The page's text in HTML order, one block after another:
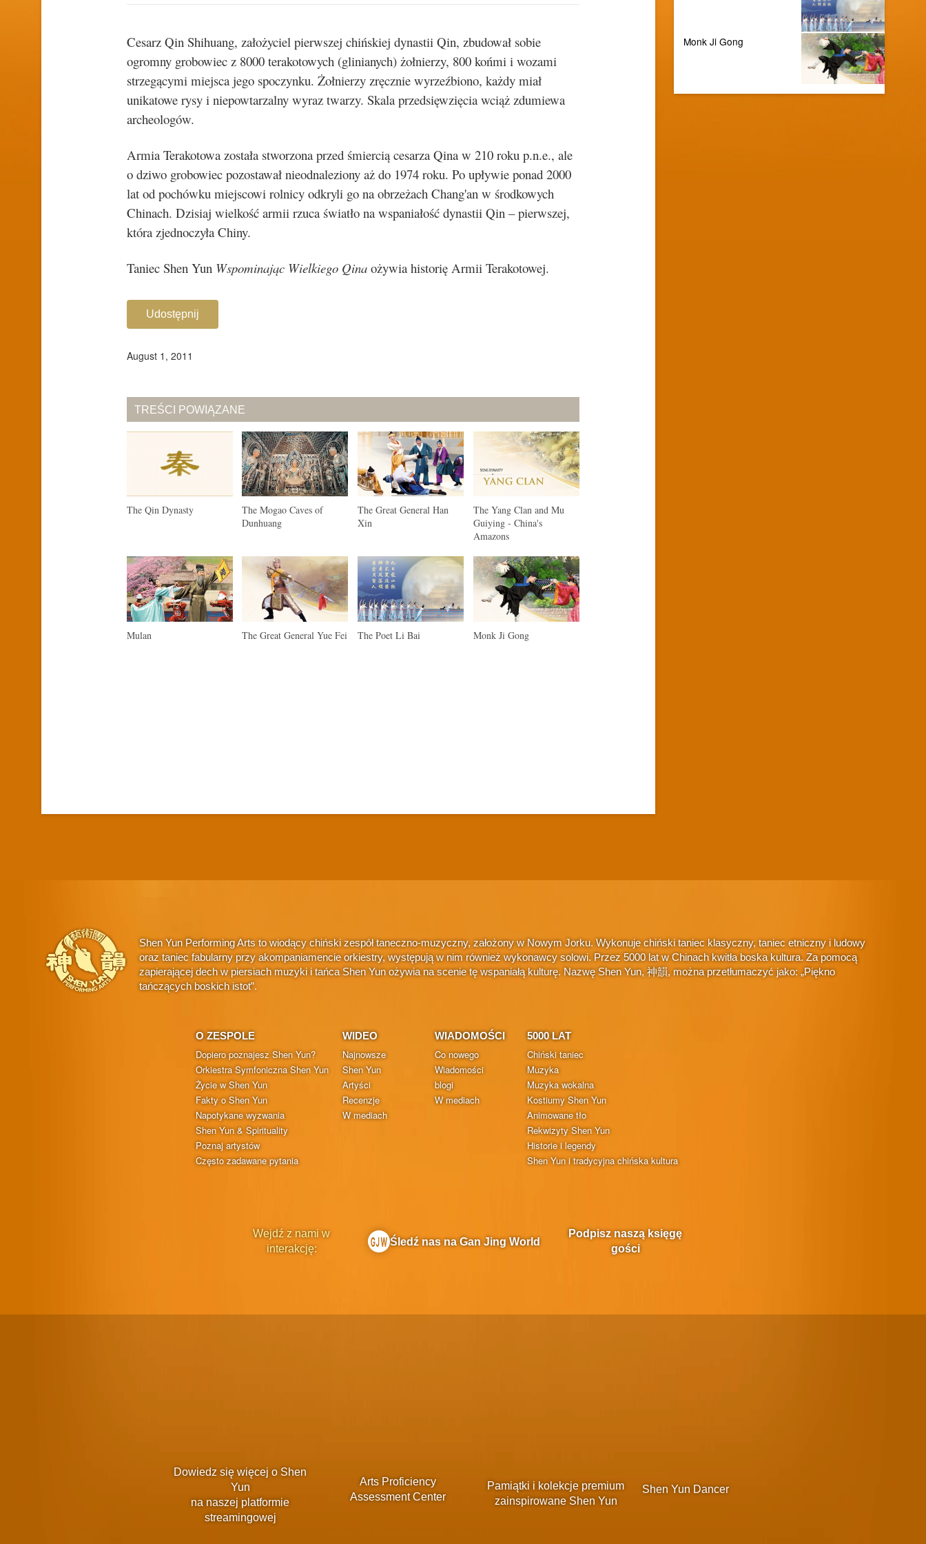
Cesarz Qin Shihuang, założyciel pierwszej chińskiej dynastii Qin, zbudował sobie
ogromny grobowiec z 8000 terakotowych (glinianych) żołnierzy, 800 końmi i wozami
strzegącymi miejsca jego spoczynku. Żołnierzy zręcznie wyrzeźbiono, każdy miał
unikatowe rysy i niepowtarzalny wyraz twarzy. Skala przedsięwzięcia wciąż zdumiewa
archeologów.
Armia Terakotowa została stworzona przed śmiercią cesarza Qina w 210 roku p.n.e., ale
o dziwo grobowiec pozostawał nieodnaleziony aż do 1974 roku. Po upływie ponad 2000
lat od pochówku miejscowi rolnicy odkryli go na obrzeżach Chang'an w środkowych
Chinach. Dzisiaj wielkość armii rzuca światło na wspaniałość dynastii Qin – pierwszej,
która zjednoczyła Chiny.
Taniec Shen Yun Wspominając Wielkiego Qinaożywia historię Armii Terakotowej.
Udostępnij
August 1, 2011
TREŚCI POWIĄZANE
The Qin Dynasty
The Mogao Caves of
Dunhuang
The Great General Han
Xin
The Yang Clan and Mu
Guiying - China's
Amazons
Mulan The Great General Yue Fei The Poet Li Bai Monk Ji Gong
Monk Ji Gong
Shen Yun Performing Arts to wiodący chiński zespół taneczno-muzyczny, założony w Nowym Jorku. Wykonuje chiński taniec klasyczny, taniec etniczny i ludowy
oraz taniec fabularny przy akompaniamencie orkiestry, występują w nim również wykonawcy solowi. Przez 5000 lat w Chinach kwitła boska kultura. Za pomocą
zapierającej dech w piersiach muzyki i tańca Shen Yun ożywia na scenie tę wspaniałą kulturę. Nazwę Shen Yun, 神韻, można przetłumaczyć jako: „Piękno
tańczących boskich istot”.
O ZESPOLE
Dopiero poznajesz Shen Yun?
Orkiestra Symfoniczna Shen Yun
Życie w Shen Yun
Fakty o Shen Yun
Napotykane wyzwania
Shen Yun & Spirituality
Poznaj artystów
Często zadawane pytania
WIDEO
Najnowsze
Shen Yun
Artyści
Recenzje
W mediach
WIADOMOŚCI
Co nowego
Wiadomości
blogi
W mediach
5000 LAT
Chiński taniec
Muzyka
Muzyka wokalna
Kostiumy Shen Yun
Animowane tło
Rekwizyty Shen Yun
Historie i legendy
Shen Yun i tradycyjna chińska kultura
Wejdź z nami w
interakcję:
Śledź nas na Gan Jing World
Podpisz naszą księgę
gości
Dowiedz się więcej o Shen
Yun
na naszej platformie
streamingowej
Arts Proficiency
Assessment Center
Pamiątki i kolekcje premium
zainspirowane Shen Yun
Shen Yun Dancer